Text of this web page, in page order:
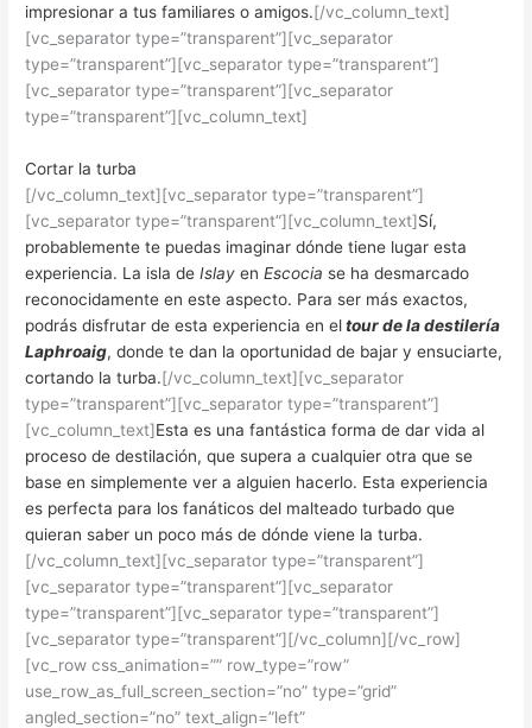
impresionar a tus familiares o amigos.[/vc_column_text]
[vc_separator type=”transparent”][vc_separator
type=”transparent”][vc_separator type=”transparent”]
[vc_separator type=”transparent”][vc_separator
type=”transparent”][vc_column_text]
Cortar la turba
[/vc_column_text][vc_separator type=”transparent”]
[vc_separator type=”transparent”][vc_column_text]Sí,
probablemente te puedas imaginar dónde tiene lugar esta
experiencia. La isla deIslay enEscocia se ha desmarcado
reconocidamente en este aspecto. Para ser más exactos,
podrás disfrutar de esta experiencia en eltour de la destilería
Laphroaig, donde te dan la oportunidad de bajar y ensuciarte,
cortando la turba.[/vc_column_text][vc_separator
type=”transparent”][vc_separator type=”transparent”]
[vc_column_text]Esta es una fantástica forma de dar vida al
proceso de destilación, que supera a cualquier otra que se
base en simplemente ver a alguien hacerlo. Esta experiencia
es perfecta para los fanáticos del malteado turbado que
quieran saber un poco más de dónde viene la turba.
[/vc_column_text][vc_separator type=”transparent”]
[vc_separator type=”transparent”][vc_separator
type=”transparent”][vc_separator type=”transparent”]
[vc_separator type=”transparent”][/vc_column][/vc_row]
[vc_row css_animation=”” row_type=”row”
use_row_as_full_screen_section=”no” type=”grid”
angled_section=”no” text_align=”left”